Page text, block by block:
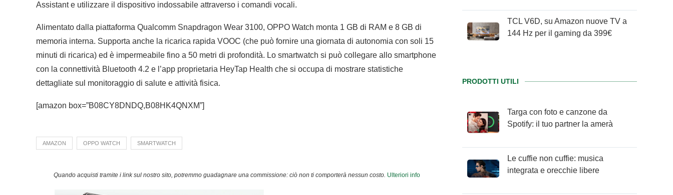
Assistant e utilizzare il dispositivo indossabile attraverso i comandi vocali.
Alimentato dalla piattaforma Qualcomm Snapdragon Wear 3100, OPPO Watch monta 1 GB di RAM e 8 GB di
memoria interna. Supporta anche la ricarica rapida VOOC (che può fornire una giornata di autonomia con soli 15
minuti di ricarica) ed è impermeabile fino a 50 metri di profondità. Lo smartwatch si può collegare allo smartphone
con la connettività Bluetooth 4.2 e l’app proprietaria HeyTap Health che si occupa di mostrare statistiche
dettagliate sul monitoraggio di salute e attività fisica.
[amazon box=”B08CY8DNDQ,B08HK4QNXM”]
AMAZON OPPO WATCH SMARTWATCH
Quando acquisti tramite i link sul nostro sito, potremmo guadagnare una commissione: ciò non ti comporterà nessun costo. Ulteriori info
TCL V6D, su Amazon nuove TV a
144 Hz per il gaming da 399€
PRODOTTI UTILI
Targa con foto e canzone da
Spotify: il tuo partner la amerà
Le cuffie non cuffie: musica
integrata e orecchie libere